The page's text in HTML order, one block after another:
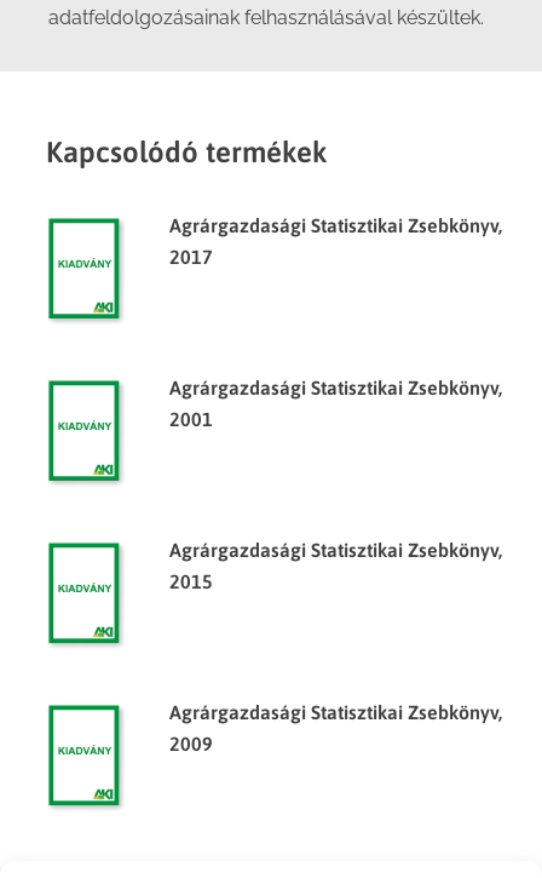
adatfeldolgozásainak felhasználásával készültek.
Kapcsolódó termékek
Agrárgazdasági Statisztikai Zsebkönyv,
2017
Agrárgazdasági Statisztikai Zsebkönyv,
2001
Agrárgazdasági Statisztikai Zsebkönyv,
2015
Agrárgazdasági Statisztikai Zsebkönyv,
2009